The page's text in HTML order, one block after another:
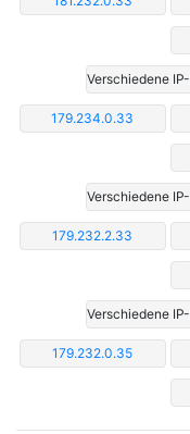
Verschiedene
179.234.0.33
Verschiedene
179.232.2.33
Verschiedene
179.232.0.35